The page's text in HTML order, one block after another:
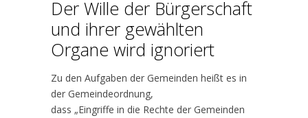
Der Wille der Bürgerschaft
und ihrer gewählten
Organe wird ignoriert
Zu den Aufgaben der Gemeinden heißt es in
der Gemeindeordnung,
dass „Eingriffe in die Rechte der Gemeinden